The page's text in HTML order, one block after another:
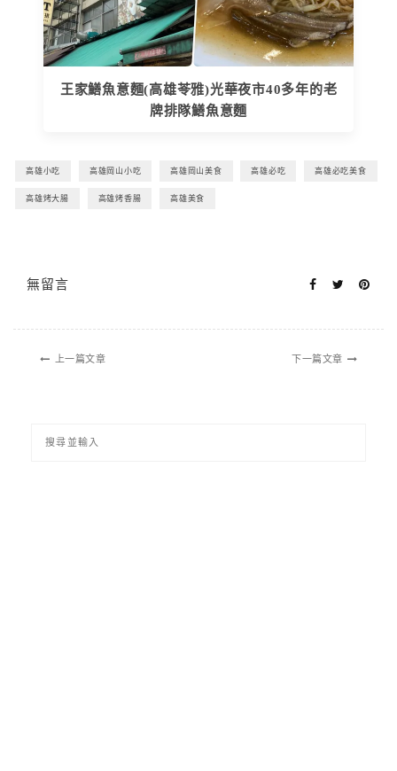
王家鱔魚意麵(高雄苓雅)光華夜市40多年的老
牌排隊鱔魚意麵
高雄小吃 高雄岡山小吃 高雄岡山美食 高雄必吃 高雄必吃美食
高雄烤大腸 高雄烤香腸 高雄美食
無留言
上一篇文章 下一篇文章